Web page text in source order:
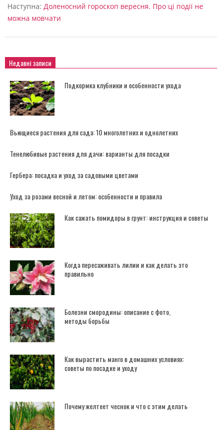
Наступна: Доленосний гороскоп вересня. Про ці події не
можна мовчати
Недавні записи
Подкормка клубники и особенности ухода
Вьющиеся растения для сада: 10 многолетних и однолетних
Тенелюбивые растения для дачи: варианты для посадки
Гербера: посадка и уход за садовыми цветами
Уход за розами весной и летом: особенности и правила
Как сажать помидоры в грунт: инструкция и советы
Когда пересаживать лилии и как делать это
правильно
Болезни смородины: описание с фото,
методы борьбы
Как вырастить манго в домашних условиях:
советы по посадке и уходу
Почему желтеет чеснок и что с этим делать